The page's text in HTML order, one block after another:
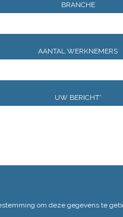
BRANCHE
AANTAL WERKNEMERS
UW BERICHT*
om deze gegevens te